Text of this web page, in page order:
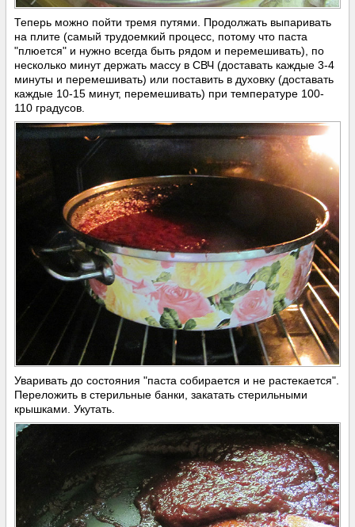
Теперь можно пойти тремя путями. Продолжать выпаривать
на плите (самый трудоемкий процесс, потому что паста
"плюется" и нужно всегда быть рядом и перемешивать), по
несколько минут держать массу в СВЧ (доставать каждые 3-4
минуты и перемешивать) или поставить в духовку (доставать
каждые 10-15 минут, перемешивать) при температуре 100-
110 градусов.
Уваривать до состояния "паста собирается и не растекается".
Переложить в стерильные банки, закатать стерильными
крышками. Укутать.